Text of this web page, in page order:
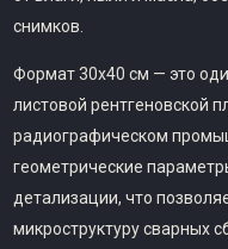
снимков.
Формат 30х40 см — это
листовой рентгеновской
радиографическом
геометрические
детализации, что
микроструктуру сварных